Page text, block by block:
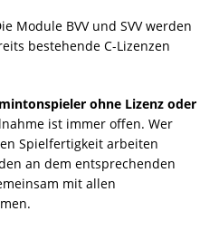
Module BVV und SVV werden
bestehende C-Lizenzen
ohne Lizenz oder
ist immer offen. Wer
Spielfertigkeit arbeiten
an dem entsprechenden
mit allen